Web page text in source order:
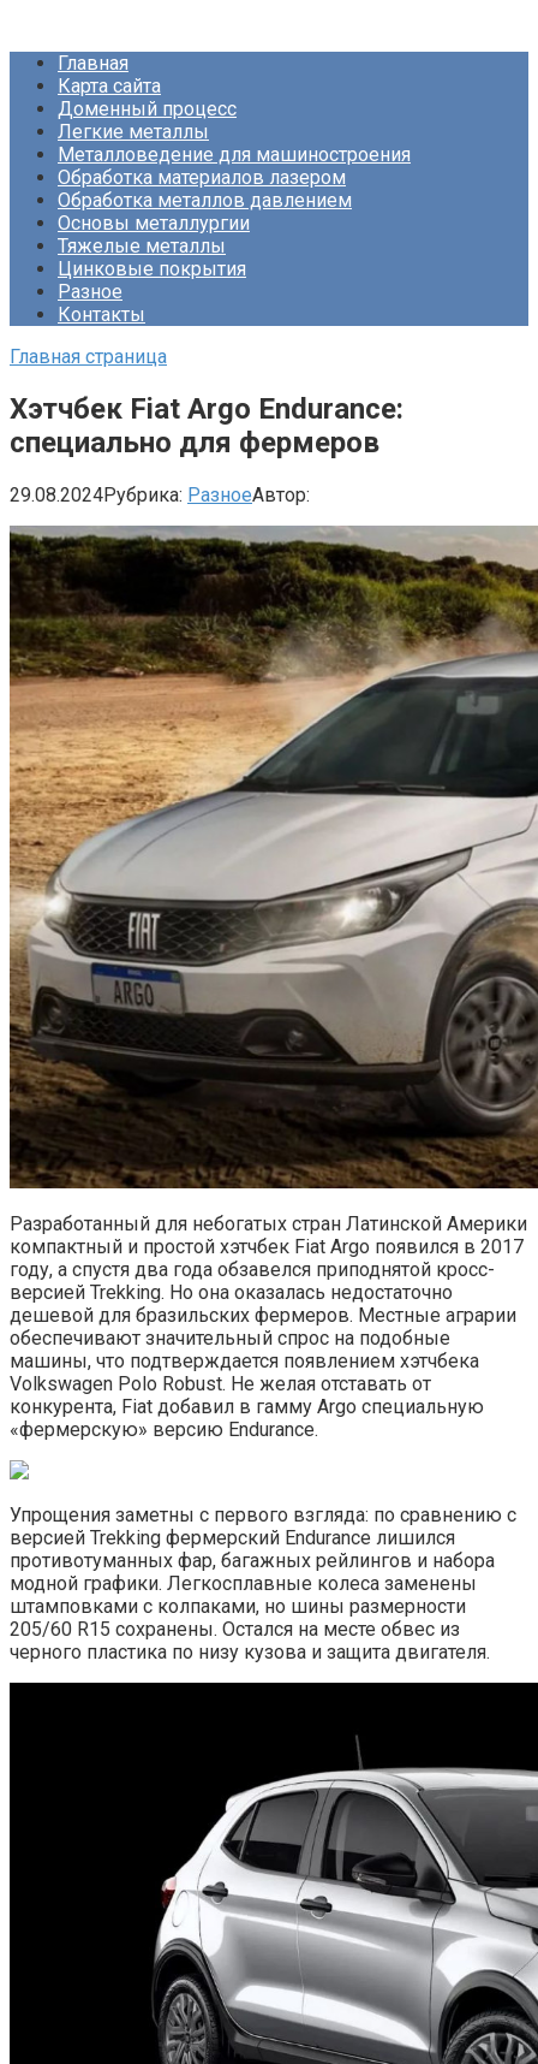
контентуГлавная
Карта сайта
Доменный процесс
Легкие металлы
Металловедение для машиностроения
Обработка материалов лазером
Обработка металлов давлением
Основы металлургии
Тяжелые металлы
Цинковые покрытия
Разное
Контакты
Главная страница
Хэтчбек Fiat Argo Endurance:
специально для фермеров
29.08.2024Рубрика: РазноеАвтор:
Разработанный для небогатых стран Латинской Америки
компактный и простой хэтчбек Fiat Argo появился в 2017
году, а спустя два года обзавелся приподнятой кросс-
версией Trekking. Но она оказалась недостаточно
дешевой для бразильских фермеров. Местные аграрии
обеспечивают значительный спрос на подобные
машины, что подтверждается появлением хэтчбека
Volkswagen Polo Robust. Не желая отставать от
конкурента, Fiat добавил в гамму Argo специальную
«фермерскую» версию Endurance.
Упрощения заметны с первого взгляда: по сравнению с
версией Trekking фермерский Endurance лишился
противотуманных фар, багажных рейлингов и набора
модной графики. Легкосплавные колеса заменены
штамповками с колпаками, но шины размерности
205/60 R15 сохранены. Остался на месте обвес из
черного пластика по низу кузова и защита двигателя.